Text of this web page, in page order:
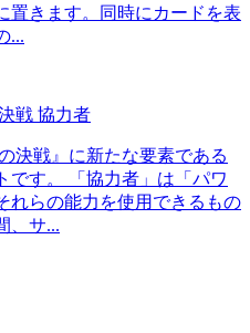
置きます。同時にカードを表
...
戦 協力者
決戦』に新たな要素である
です。 「協力者」は「パワ
れらの能力を使用できるもの
、サ...